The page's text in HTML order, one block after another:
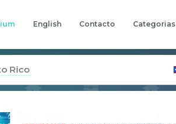
English Contacto Categorias
Rico